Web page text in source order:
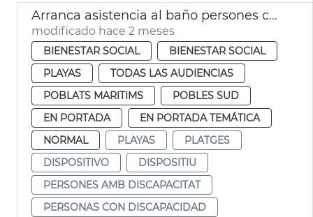
Arranca asistencia al baño persones con discapacitado playas València
modificado hace 2 meses
BIENESTAR SOCIAL
BIENESTAR SOCIAL
PLAYAS
TODAS LAS AUDIENCIAS
POBLATS MARITIMS
POBLES SUD
EN PORTADA
EN PORTADA TEMÁTICA
NORMAL
PLAYAS
PLATGES
DISPOSITIVO
DISPOSITIU
PERSONES AMB DISCAPACITAT
PERSONAS CON DISCAPACIDAD